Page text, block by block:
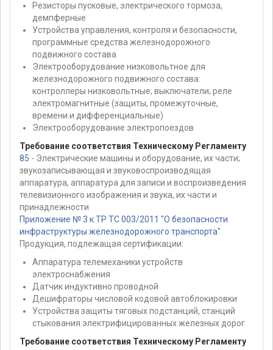
Резисторы пусковые, электрического тормоза,
демпферные
Устройства управления, контроля и безопасности,
программные средства железнодорожного
подвижного состава
Электрооборудование низковольтное для
железнодорожного подвижного состава:
контроллеры низковольтные; выключатели; реле
электромагнитные (защиты, промежуточные,
времени и дифференциальные)
Электрооборудование электропоездов
Требование соответствия Техническому Регламенту
85 - Электрические машины и оборудование, их части;
звукозаписывающая и звуковоспроизводящая
аппаратура, аппаратура для записи и воспроизведения
телевизионного изображения и звука, их части и
принадлежности
Приложение № 3 к ТР ТС 003/2011 "О безопасности
инфраструктуры железнодорожного транспорта"
Продукция, подлежащая сертификации:
Аппаратура телемеханики устройств
электроснабжения
Датчик индуктивно проводной
Дешифраторы числовой кодовой автоблокировки
Устройства защиты тяговых подстанций, станций
стыкования электрифицированных железных дорог
Требование соответствия Техническому Регламенту